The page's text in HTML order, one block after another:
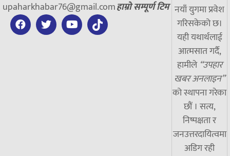
upaharkhabar76@gmail.comहाम्रो सम्पूर्ण टिम नयाँ युगमा प्रवेश
गरिसकेको छ।
यही यथार्थलाई
आत्मसात गर्दै,
हामीले “उपहार
खबर अनलाइन”
को स्थापना गरेका
छौं । सत्य,
निष्पक्षता र
जनउत्तरदायित्वमा
अडिग रही